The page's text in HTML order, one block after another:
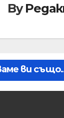
By
ви